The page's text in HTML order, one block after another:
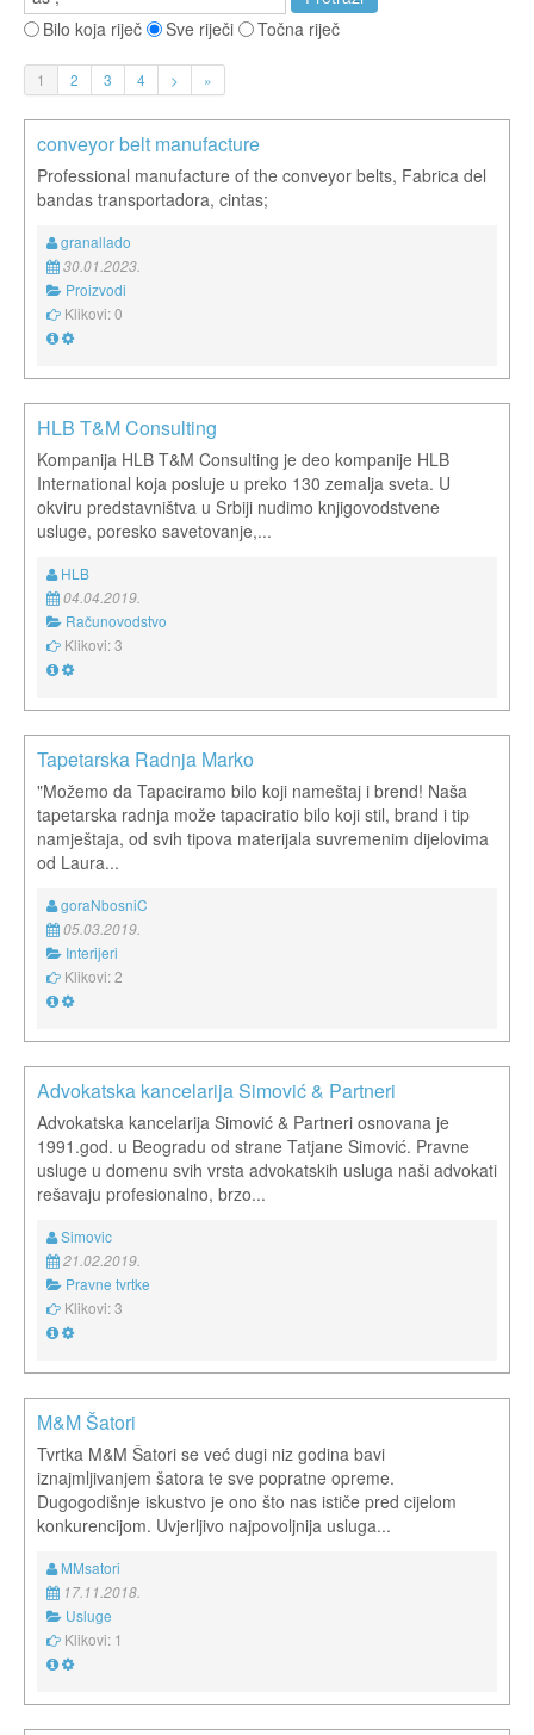
Bilo koja riječ Sve riječi Točna riječ
1 2 3 4 > »
conveyor belt manufacture
Professional manufacture of the conveyor belts, Fabrica del
bandas transportadora, cintas;
granallado
30.01.2023.
Proizvodi
Klikovi: 0
HLB T&M Consulting
Kompanija HLB T&M Consulting je deo kompanije HLB
International koja posluje u preko 130 zemalja sveta. U
okviru predstavništva u Srbiji nudimo knjigovodstvene
usluge, poresko savetovanje,...
HLB
04.04.2019.
Računovodstvo
Klikovi: 3
Tapetarska Radnja Marko
"Možemo da Tapaciramo bilo koji nameštaj i brend! Naša
tapetarska radnja može tapaciratio bilo koji stil, brand i tip
namještaja, od svih tipova materijala suvremenim dijelovima
od Laura...
goraNbosniC
05.03.2019.
Interijeri
Klikovi: 2
Advokatska kancelarija Simović & Partneri
Advokatska kancelarija Simović & Partneri osnovana je
1991.god. u Beogradu od strane Tatjane Simović. Pravne
usluge u domenu svih vrsta advokatskih usluga naši advokati
rešavaju profesionalno, brzo...
Simovic
21.02.2019.
Pravne tvrtke
Klikovi: 3
M&M Šatori
Tvrtka M&M Šatori se već dugi niz godina bavi
iznajmljivanjem šatora te sve popratne opreme.
Dugogodišnje iskustvo je ono što nas ističe pred cijelom
konkurencijom. Uvjerljivo najpovoljnija usluga...
MMsatori
17.11.2018.
Usluge
Klikovi: 1